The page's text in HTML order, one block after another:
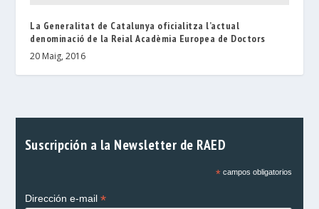
La Generalitat de Catalunya oficialitza l’actual
denominació de la Reial Acadèmia Europea de Doctors
20 Maig, 2016
Suscripción a la Newsletter de RAED
*campos obligatorios
Dirección e-mail *